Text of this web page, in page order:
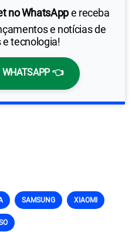
no WhatsAppe receba
e notícias de
tecnologia!
👈
SAMSUNG XIAOMI